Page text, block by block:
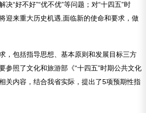
决“好不好”“优不优”等问题；对“十四五”时
迎来重大历史机遇,面临新的使命和要求，做
，包括指导思想、基本原则和发展目标三方
参照了文化和旅游部《“十四五”时期公共文化
关内容，结合我省实际，提出了5项预期性指